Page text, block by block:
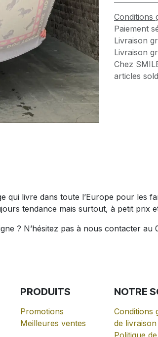
Conditions
Paiement
Livraison
Livraison
Chez
articles
qui livre dans toute l’Europe pour les
tendance mais surtout, à petit prix
? N’hésitez pas à nous contacter au
PRODUITS
Promotions
Meilleures ventes
NOTRE
Conditions
de livraison